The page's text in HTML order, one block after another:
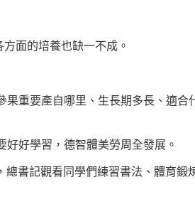
面的培養也缺一不成。
重要產自哪里、生長期多長、適合
好學習，德智體美勞周全發展。
書記觀看同學們練習書法、體育鍛